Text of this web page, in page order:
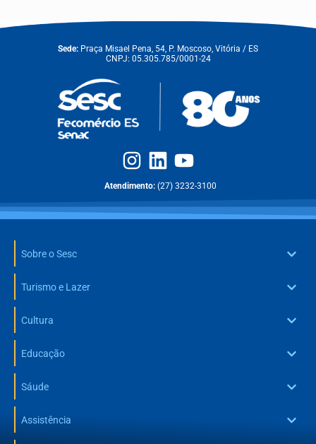
Sede: Praça Misael Pena, 54, P. Moscoso, Vitória / ES
CNPJ: 05.305.785/0001-24
Atendimento: (27) 3232-3100
Sobre o Sesc
Turismo e Lazer
Cultura
Educação
Sáude
Assistência